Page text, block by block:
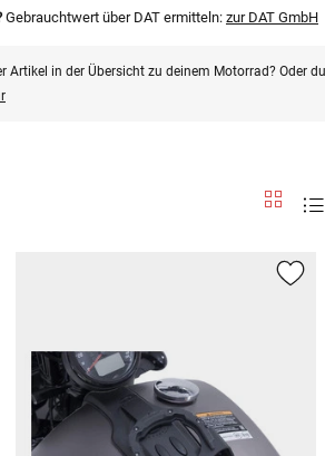
Gebrauchtwert über DAT ermitteln: zur DAT GmbH
Artikel in der Übersicht zu deinem Motorrad? Oder